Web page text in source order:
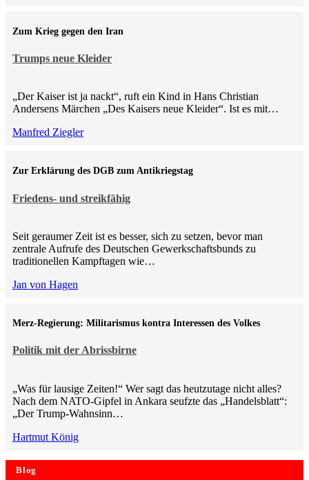
Trumps neue Kleider
Zum Krieg gegen den Iran
„Der Kaiser ist ja nackt“, ruft ein Kind in Hans Christian
Andersens Märchen „Des Kaisers neue Kleider“. Ist es mit…
Manfred Ziegler
Friedens- und streikfähig
Zur Erklärung des DGB zum Antikriegstag
Seit geraumer Zeit ist es besser, sich zu setzen, bevor man
zentrale Aufrufe des Deutschen Gewerkschaftsbunds zu
traditionellen Kampftagen wie…
Jan von Hagen
Politik mit der Abrissbirne
Merz-Regierung: Militarismus kontra Inte­ressen des Volkes
„Was für lausige Zeiten!“ Wer sagt das heutzutage nicht alles?
Nach dem NATO-Gipfel in Ankara seufzte das „Handelsblatt“:
„Der Trump-Wahnsinn…
Hartmut König
Blog